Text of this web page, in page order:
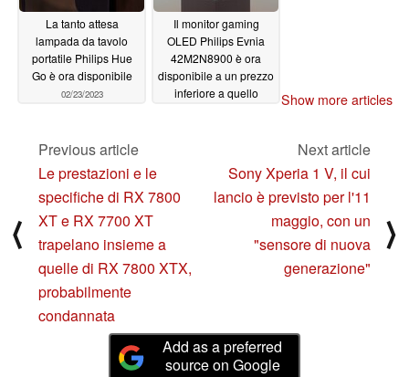
La tanto attesa
lampada da tavolo
portatile Philips Hue
Go è ora disponibile
02/23/2023
Il monitor gaming
OLED Philips Evnia
42M2N8900 è ora
disponibile a un prezzo
inferiore a quello
Show more articles
⟨
Previous article
Le prestazioni e le
specifiche di RX 7800
XT e RX 7700 XT
trapelano insieme a
quelle di RX 7800 XTX,
probabilmente
condannata
Next article
Sony Xperia 1 V, il cui
lancio è previsto per l'11
maggio, con un
"sensore di nuova
generazione"
⟩
Add as a preferred
source on Google